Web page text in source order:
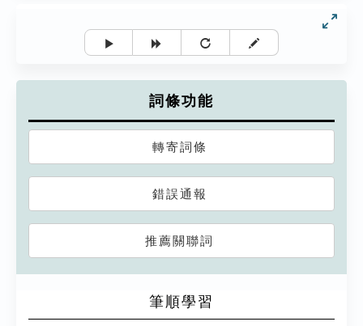
詞條功能
轉寄詞條
錯誤通報
推薦關聯詞
筆順學習